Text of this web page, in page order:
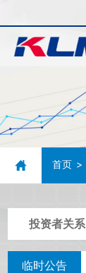
首页
投资者关系
临时公告